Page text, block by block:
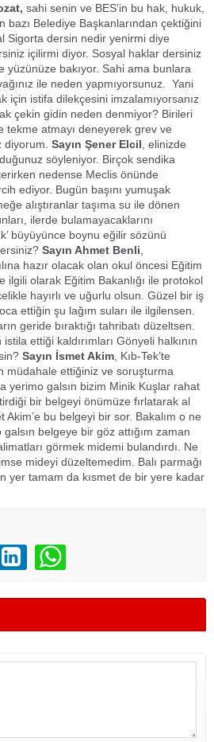
sahi senin ve BES’in bu hak, hukuk,
bazı Belediye Başkanlarından çektiğini
Sigorta dersin nedir yenirmi diye
içilirmi diyor. Sosyal haklar dersiniz
yüzünüze bakıyor. Sahi ama bunlara
ile neden yapmıyorsunuz. Yani
için istifa dilekçesini imzalamıyorsanız
çekin gidin neden denmiyor? Birileri
tekme atmayı deneyerek grev ve
Sayın Şener Elcil , elinizde
söyleniyor. Birçok sendika
nedense Meclis önünde
ediyor. Bugün başını yumuşak
alıştıranlar taşıma su ile dönen
ilerde bulamayacaklarını
büyüyünce boynu eğilir sözünü
Sayın Ahmet Benli
hazır olacak olan okul öncesi Eğitim
ilgili olarak Eğitim Bakanlığı ile protokol
hayırlı ve uğurlu olsun. Güzel bir iş
ettiğin şu lağım suları ile ilgilensen.
geride bıraktığı tahribatı düzeltsen.
ettiği kaldırımları Gönyeli halkının
Sayın İsmet Akim , Kıb-Tek’te
müdahale ettiğiniz ve soruşturma
yerimo galsın bizim Minik Kuşlar rahat
bir belgeyi önümüze fırlatarak al
bu belgeyi bir sor. Bakalım o ne
belgeye bir göz attığım zaman
görmek midemi bulandırdı. Ne
mideyi düzeltemedim. Balı parmağı
yer tamam da kısmet de bir yere kadar